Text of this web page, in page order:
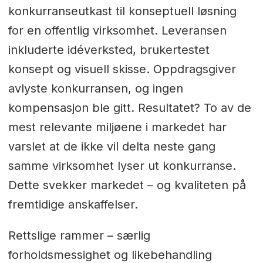
konkurranseutkast til konseptuell løsning
for en offentlig virksomhet. Leveransen
inkluderte idéverksted, brukertestet
konsept og visuell skisse. Oppdragsgiver
avlyste konkurransen, og ingen
kompensasjon ble gitt. Resultatet? To av de
mest relevante miljøene i markedet har
varslet at de ikke vil delta neste gang
samme virksomhet lyser ut konkurranse.
Dette svekker markedet – og kvaliteten på
fremtidige anskaffelser.
Rettslige rammer – særlig
forholdsmessighet og likebehandling